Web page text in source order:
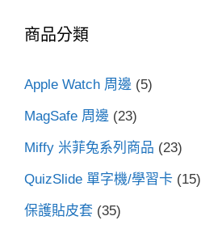
字:
商品分類
Apple Watch 周邊 (5)
MagSafe 周邊 (23)
Miffy 米菲兔系列商品 (23)
QuizSlide 單字機/學習卡 (15)
保護貼皮套 (35)